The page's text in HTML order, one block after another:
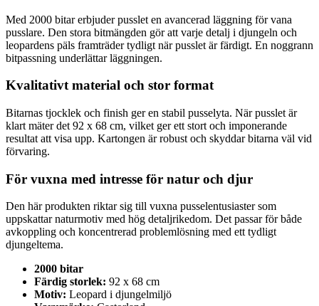
Med 2000 bitar erbjuder pusslet en avancerad läggning för vana
pusslare. Den stora bitmängden gör att varje detalj i djungeln och
leopardens päls framträder tydligt när pusslet är färdigt. En noggrann
bitpassning underlättar läggningen.
Kvalitativt material och stor format
Bitarnas tjocklek och finish ger en stabil pusselyta. När pusslet är
klart mäter det 92 x 68 cm, vilket ger ett stort och imponerande
resultat att visa upp. Kartongen är robust och skyddar bitarna väl vid
förvaring.
För vuxna med intresse för natur och djur
Den här produkten riktar sig till vuxna pusselentusiaster som
uppskattar naturmotiv med hög detaljrikedom. Det passar för både
avkoppling och koncentrerad problemlösning med ett tydligt
djungeltema.
2000 bitar
Färdig storlek: 92 x 68 cm
Motiv: Leopard i djungelmiljö